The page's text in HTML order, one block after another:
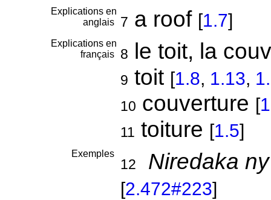
Explications en
anglais
7 a roof [1.7]
Explications en
français
8 le toit, la
9 toit [1.8, 1.13,
10 couverture [
11 toiture [1.5]
Exemples
12 Niredaka
[2.472#223]